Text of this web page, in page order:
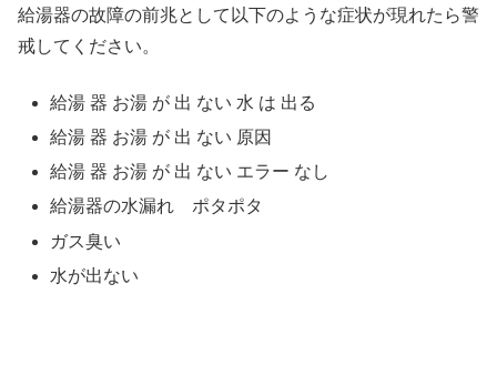
給湯器の故障の前兆として以下のような症状が現れたら警
戒してください。
給湯 器 お湯 が 出 ない 水 は 出る
給湯 器 お湯 が 出 ない 原因
給湯 器 お湯 が 出 ない エラー なし
給湯器の水漏れ ポタポタ
ガス臭い
水が出ない